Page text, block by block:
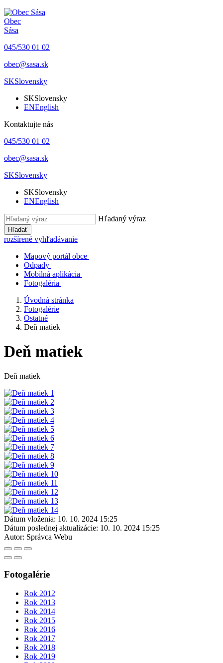
Obec
Sása
045/530 01 02
obec@sasa.sk
SKSlovensky
SKSlovensky
ENEnglish
Kontaktujte nás
045/530 01 02
obec@sasa.sk
SKSlovensky
SKSlovensky
ENEnglish
Hľadaný výraz
Hľadať
rozšírené vyhľadávanie
Mapový portál obce
Odpady
Mobilná aplikácia
Fotogaléria
Úvodná stránka
Fotogalérie
Ostatné
Deň matiek
Deň matiek
Deň matiek
Dátum vloženia: 10. 10. 2024 15:25
Dátum poslednej aktualizácie: 10. 10. 2024 15:25
Autor: Správca Webu
Fotogalérie
Rok 2012
Rok 2013
Rok 2014
Rok 2015
Rok 2016
Rok 2017
Rok 2018
Rok 2019